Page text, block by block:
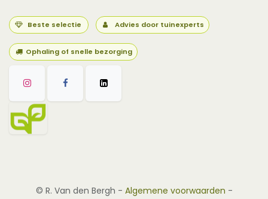
Beste selectie Advies door tuinexperts
Ophaling of snelle bezorging
© R. Van den Bergh - Algemene voorwaarden -